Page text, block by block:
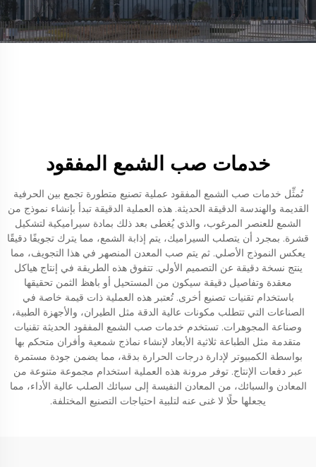
خدمات صب الشمع المفقود
تُمثِّل خدمات صب الشمع المفقود عملية تصنيع متطورة تجمع بين الحرفية
القديمة والهندسة الدقيقة الحديثة. هذه العملية الدقيقة تبدأ بإنشاء نموذج من
الشمع للعنصر المرغوب، والذي يُغطى بعد ذلك بمادة سيراميكية لتشكيل
قشرة. بمجرد أن يتصلب السيراميك، يتم إذابة الشمع، مما يترك تجويفًا دقيقًا
يعكس النموذج الأصلي. ثم يتم صب المعدن المنصهر في هذا التجويف، مما
ينتج نسخة دقيقة عن التصميم الأولي. تتفوق هذه الطريقة في إنتاج هياكل
معقدة وتفاصيل دقيقة سيكون من المستحيل أو باهظ الثمن تحقيقها
باستخدام تقنيات تصنيع أخرى. تُعتبر هذه العملية ذات قيمة خاصة في
الصناعات التي تتطلب مكونات عالية الدقة مثل الطيران، والأجهزة الطبية،
وصناعة المجوهرات. تستخدم خدمات صب الشمع المفقود الحديثة تقنيات
متقدمة مثل الطباعة ثلاثية الأبعاد لإنشاء نماذج شمعية وأفران متحكم بها
بواسطة الكمبيوتر لإدارة درجات الحرارة بدقة، مما يضمن جودة مستمرة
عبر دفعات الإنتاج. توفر مرونة هذه العملية استخدام مجموعة متنوعة من
المعادن والسبائك، من المعادن النفيسة إلى سبائك الصلب عالية الأداء، مما
يجعلها حلًا لا غنى عنه لتلبية احتياجات التصنيع المختلفة.